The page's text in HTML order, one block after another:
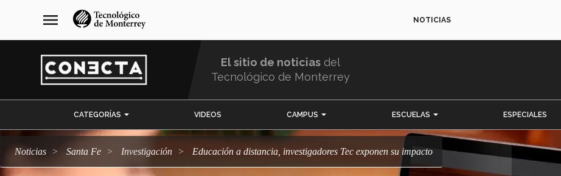
navegación
principal
menu NOTICIAS
El sitio de noticias del
Tecnológico de Monterrey
CATEGORÍAS VIDEOS CAMPUS ESCUELAS ESPECIALES
Noticias Santa Fe Investigación Educación a distancia, investigadores Tec exponen su impacto